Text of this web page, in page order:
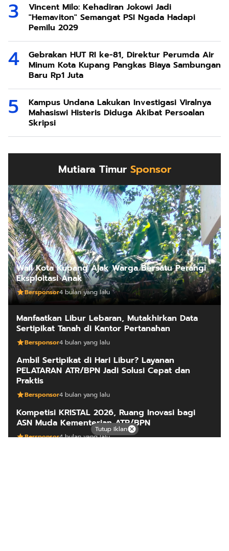
Vincent Milo: Kehadiran Jokowi Jadi
"Hemaviton" Semangat PSI Ngada Hadapi
Pemilu 2029
Gebrakan HUT RI ke-81, Direktur Perumda Air
Minum Kota Kupang Pangkas Biaya Sambungan
Baru Rp1 Juta
Kampus Undana Lakukan Investigasi Viralnya
Mahasiswi Histeris Diduga Akibat Persoalan
Skripsi
Mutiara Timur Sponsor
Wali Kota Kupang Ajak Warga Bersatu Perangi
Eksploitasi Anak
Bersponsor4 bulan yang lalu
Manfaatkan Libur Lebaran, Mutakhirkan Data
Sertipikat Tanah di Kantor Pertanahan
Bersponsor4 bulan yang lalu
Ambil Sertipikat di Hari Libur? Layanan
PELATARAN ATR/BPN Jadi Solusi Cepat dan
Praktis
Bersponsor4 bulan yang lalu
Kompetisi KRISTAL 2026, Ruang Inovasi bagi
ASN Muda Kementerian ATR/BPN
Bersponsor4 bulan yang lalu
Tutup Iklan